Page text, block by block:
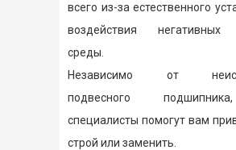
всего из-за естественного
воздействия негативных
среды.
Независимо от
подвесного
специалисты помогут вам
строй или заменить.